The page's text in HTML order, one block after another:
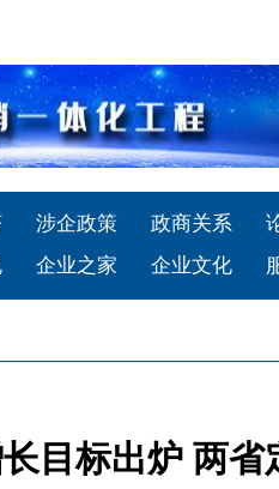
涉企政策 政商关系
企业之家 企业文化
目标出炉 两